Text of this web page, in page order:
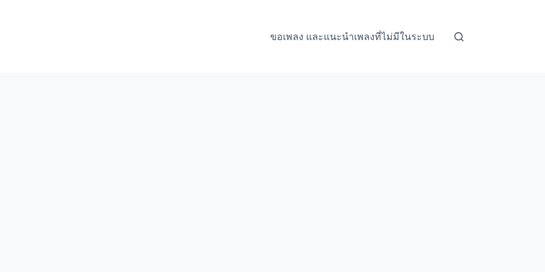
ขอเพลง และแนะนำเพลงที่ไม่มีในระบบ